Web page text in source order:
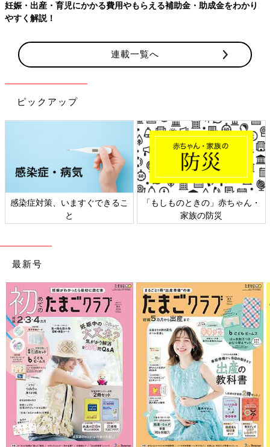
妊娠・出産・育児にかかる費用やもらえる補助金・助成金をわかり
やすく解説！
連載一覧へ
ピックアップ
感染症対策、いますぐできるこ
と
「もしものときの」赤ちゃん・
家族の防災
最新号